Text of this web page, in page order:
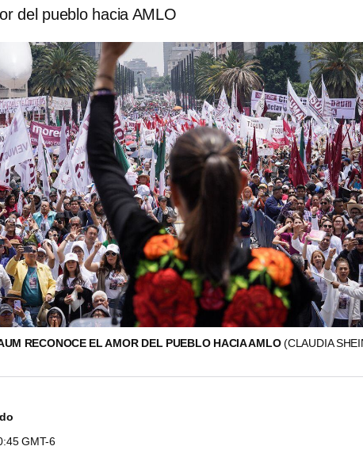
del pueblo hacia AMLO
RECONOCE EL AMOR DEL PUEBLO HACIA AMLO(CLAUDIA
GMT-6